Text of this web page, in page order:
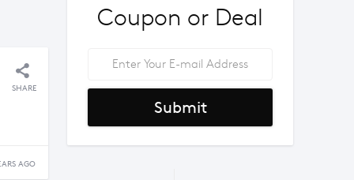
SHARE
AGO
Coupon or Deal
Submit